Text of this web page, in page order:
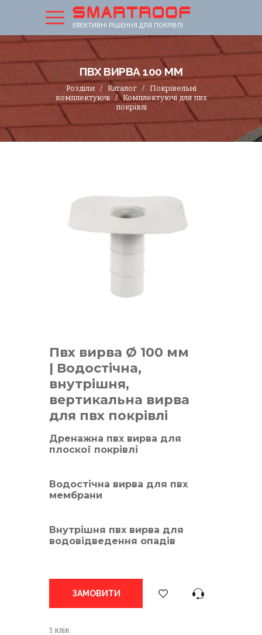
ЕФЕКТИВНІ РІШЕННЯ ДЛЯ ПОКРІВЛІ
ПВХ ВИРВА 100 ММ
Розділи / Каталог / Покрівельні
комплектуючі
/ Комплектуючі для пвх
покрівлі
Пвх вирва Ø 100 мм
| Водостічна,
внутрішня,
вертикальна вирва
для пвх покрівлі
Дренажна пвх вирва для
плоскої покрівлі
Водостічна вирва для пвх
мембрани
Внутрішня пвх вирва для
водовідведення опадів
ЗАМОВИТИ
1 клік